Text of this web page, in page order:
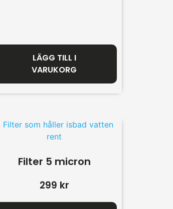
LÄGG TILL I
VARUKORG
Filter 5 micron
299 kr